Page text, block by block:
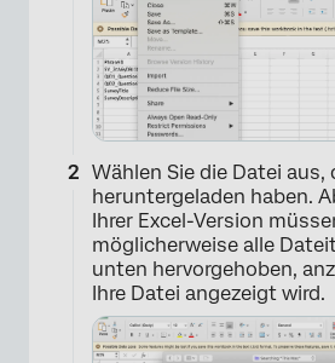
Wählen Sie die Datei aus,
heruntergeladen haben.
Ihrer Excel-Version
möglicherweise alle
unten hervorgehoben,
Ihre Datei angezeigt wird.